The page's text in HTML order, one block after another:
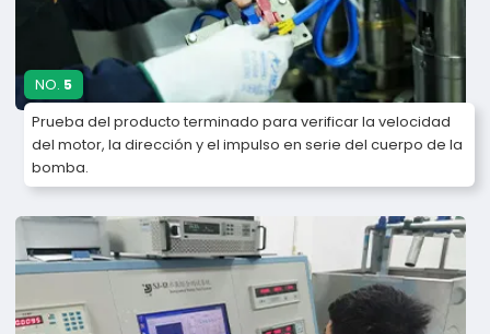
NO. 5
Prueba del producto terminado para verificar la velocidad
del motor, la dirección y el impulso en serie del cuerpo de la
bomba.